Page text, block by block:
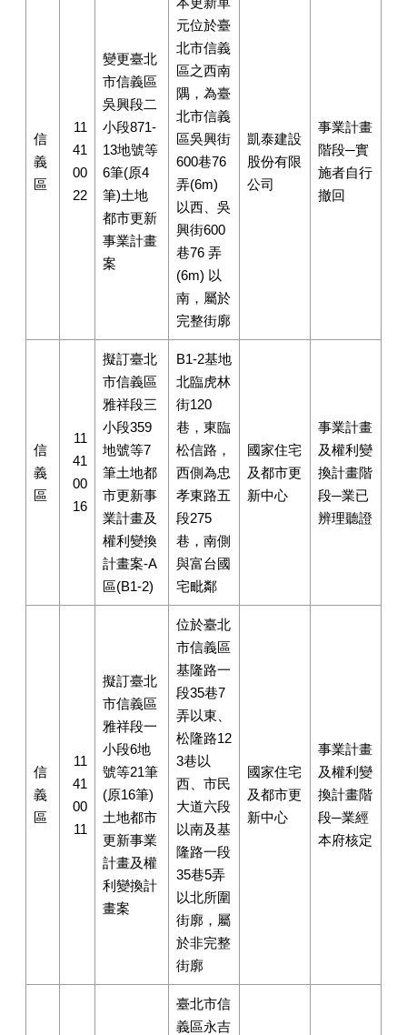
信
義
區
11
41
00
22
變更臺北
市信義區
吳興段二
小段871-
13地號等
6筆(原4
筆)土地
都市更新
事業計畫
案
元位於臺
北市信義
區之西南
隅，為臺
北市信義
區吳興街
600巷76
弄(6m)
以西、吳
興街600
巷76 弄
(6m) 以
南，屬於
完整街廓
凱泰建設
股份有限
公司
事業計畫
階段─實
施者自行
撤回
信
義
區
11
41
00
16
擬訂臺北
市信義區
雅祥段三
小段359
地號等7
筆土地都
市更新事
業計畫及
權利變換
計畫案-A
區(B1-2)
B1-2基地
北臨虎林
街120
巷，東臨
松信路，
西側為忠
孝東路五
段275
巷，南側
與富台國
宅毗鄰
國家住宅
及都市更
新中心
事業計畫
及權利變
換計畫階
段─業已
辨理聽證
信
義
區
11
41
00
11
擬訂臺北
市信義區
雅祥段一
小段6地
號等21筆
(原16筆)
土地都市
更新事業
計畫及權
利變換計
畫案
位於臺北
市信義區
基隆路一
段35巷7
弄以東、
松隆路12
3巷以
西、市民
大道六段
以南及基
隆路一段
35巷5弄
以北所圍
街廓，屬
於非完整
街廓
國家住宅
及都市更
新中心
事業計畫
及權利變
換計畫階
段─業經
本府核定
臺北市信
義區永吉